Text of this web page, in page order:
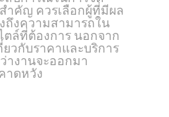
ำคัญ ควรเลือกผู้ที่มีผล
ถึงความสามารถใน
ตล์ที่ต้องการ นอกจาก
วกับราคาและบริการ
างานจะออกมา
าดหวัง